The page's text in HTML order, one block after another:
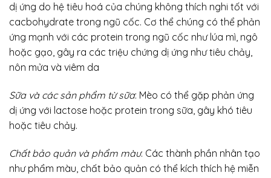
dị ứng do hệ tiêu hoá của chúng không thích nghi tốt với
cacbohydrate trong ngũ cốc. Cơ thể chúng có thể phản
ứng mạnh với các protein trong ngũ cốc như lúa mì, ngô
hoặc gạo, gây ra các triệu chứng dị ứng như tiêu chảy,
nôn mửa và viêm da
Sữa và các sản phẩm từ sữa: Mèo có thể gặp phản ứng
dị ứng với lactose hoặc protein trong sữa, gây khó tiêu
hoặc tiêu chảy.
Chất bảo quản và phẩm màu: Các thành phần nhân tạo
như phẩm màu, chất bảo quản có thể kích thích hệ miễn